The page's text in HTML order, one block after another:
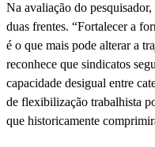
Na avaliação do
duas frentes. “Fortalecer a
é o que mais pode alterar a
reconhece que sindicatos
capacidade desigual entre
de flexibilização trabalhista
que historicamente